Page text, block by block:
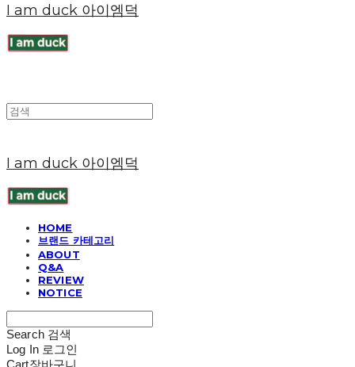
I am duck 아이엠덕
I am duck 아이엠덕
HOME
브랜드 카테고리
ABOUT
Q&A
REVIEW
NOTICE
Search 검색
Log In 로그인
Cart장바구니